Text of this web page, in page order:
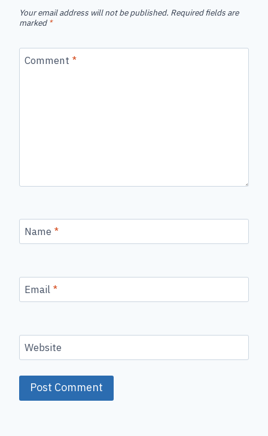
Your email address will not be published. Required fields are
marked*
Comment *
Name*
Email*
Website